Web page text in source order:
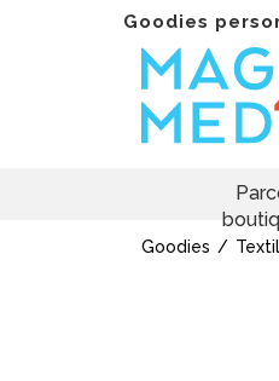
Goodies
Goodies